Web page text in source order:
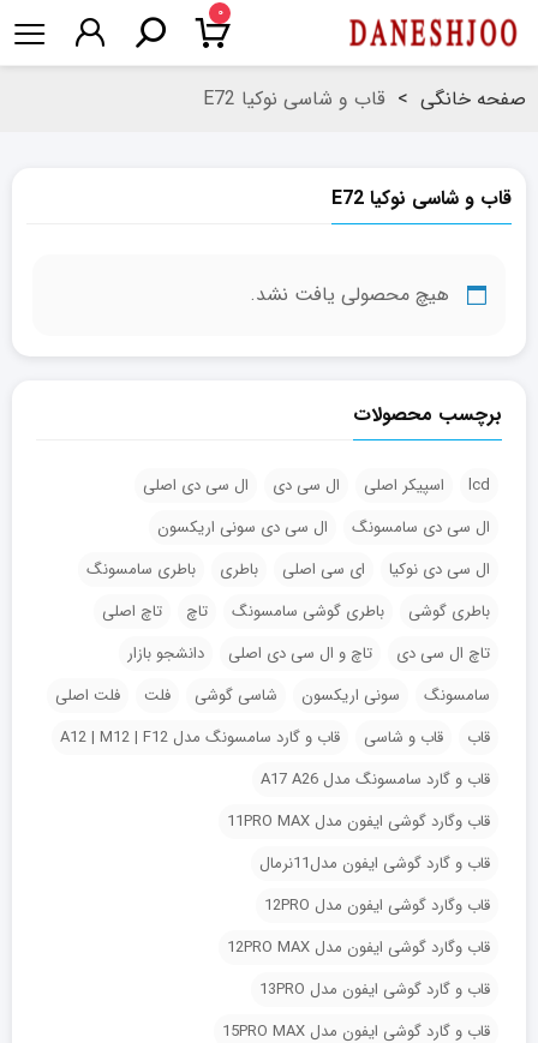
۰
صفحه خانگی > قاب و شاسی نوکیا E72
قاب و شاسی نوکیا E72
هیچ محصولی یافت نشد.
برچسب محصولات
lcd اسپیکر اصلی ال سی دی
ال سی دی اصلی
ال سی دی سامسونگ
ال سی دی سونی اریکسون
ال سی دی نوکیا
ای سی اصلی باطری
باطری سامسونگ
باطری گوشی
باطری گوشی سامسونگ تاچ
تاچ اصلی
تاچ ال سی دی
تاچ و ال سی دی اصلی
دانشجو بازار
سامسونگ
سونی اریکسون شاسی گوشی فلت
فلت اصلی
قاب
قاب و شاسی
قاب و گارد سامسونگ مدل A12 | M12 | F12
قاب و گارد سامسونگ مدل A17 A26
قاب وگارد گوشی ایفون مدل 11PRO MAX
قاب و گارد گوشی ایفون مدل11نرمال
قاب وگارد گوشی ایفون مدل 12PRO
قاب وگارد گوشی ایفون مدل 12PRO MAX
قاب و گارد گوشی ایفون مدل 13PRO
قاب و گارد گوشی ایفون مدل 15PRO MAX